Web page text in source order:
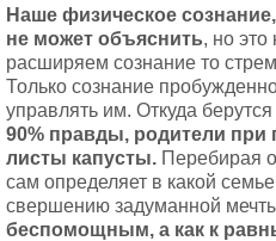
Наше физическое
не может объяснить, но
расширяем сознание то
Только сознание
управлять им. Откуда
90% правды, родители при
листы капусты. Перебирая
сам определяет в какой
свершению задуманной
беспомощным, а как к